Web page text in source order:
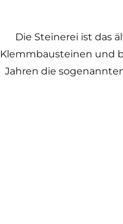
Die Steinerei ist das
Klemmbausteinen und
Jahren die